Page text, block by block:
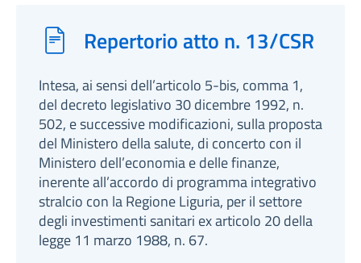
Repertorio atto n. 13/CSR
Intesa, ai sensi dell’articolo 5-bis, comma 1,
del decreto legislativo 30 dicembre 1992, n.
502, e successive modificazioni, sulla proposta
del Ministero della salute, di concerto con il
Ministero dell’economia e delle finanze,
inerente all’accordo di programma integrativo
stralcio con la Regione Liguria, per il settore
degli investimenti sanitari ex articolo 20 della
legge 11 marzo 1988, n. 67.